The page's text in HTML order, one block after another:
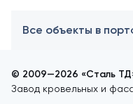
Все объекты в
© 2009—2026 «Сталь
Завод кровельных и